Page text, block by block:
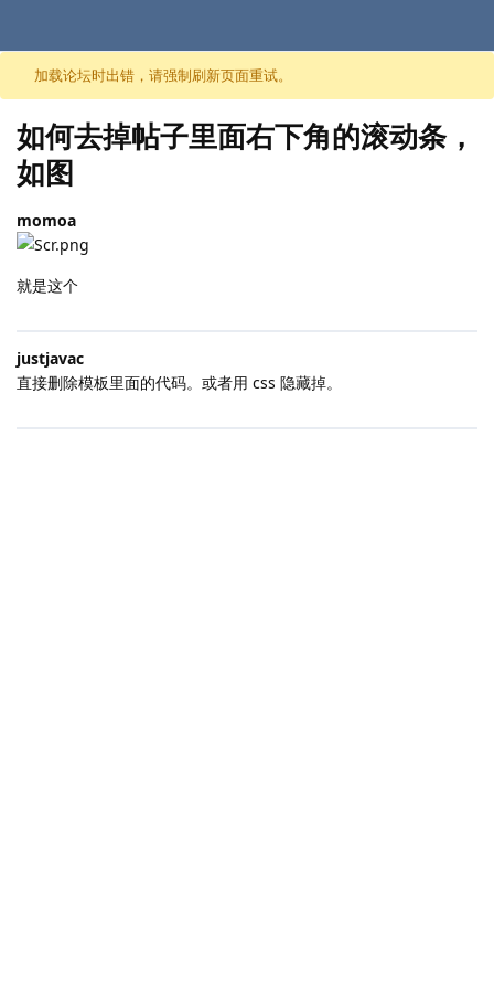
跳至内容
加载论坛时出错，请强制刷新页面重试。
如何去掉帖子里面右下角的滚动条，
如图
momoa
就是这个
justjavac
直接删除模板里面的代码。或者用 css 隐藏掉。